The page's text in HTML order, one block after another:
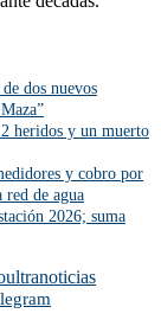
dos nuevos
heridos y un muerto
y cobro por
red de agua
2026; suma
ultranoticias